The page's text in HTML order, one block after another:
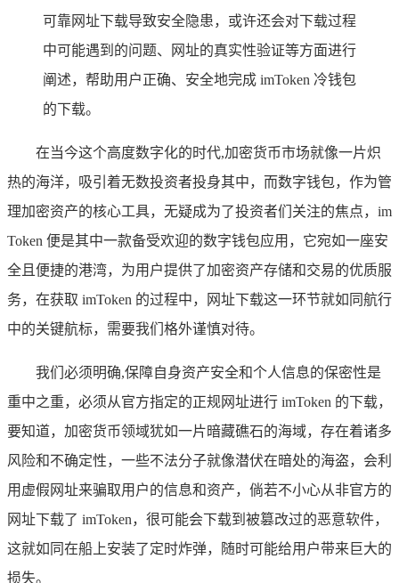
可靠网址下载导致安全隐患，或许还会对下载过程
中可能遇到的问题、网址的真实性验证等方面进行
阐述，帮助用户正确、安全地完成 imToken 冷钱包
的下载。
在当今这个高度数字化的时代,加密货币市场就像一片炽
热的海洋，吸引着无数投资者投身其中，而数字钱包，作为管
理加密资产的核心工具，无疑成为了投资者们关注的焦点，im
Token 便是其中一款备受欢迎的数字钱包应用，它宛如一座安
全且便捷的港湾，为用户提供了加密资产存储和交易的优质服
务，在获取 imToken 的过程中，网址下载这一环节就如同航行
中的关键航标，需要我们格外谨慎对待。
我们必须明确,保障自身资产安全和个人信息的保密性是
重中之重，必须从官方指定的正规网址进行 imToken 的下载，
要知道，加密货币领域犹如一片暗藏礁石的海域，存在着诸多
风险和不确定性，一些不法分子就像潜伏在暗处的海盗，会利
用虚假网址来骗取用户的信息和资产，倘若不小心从非官方的
网址下载了 imToken，很可能会下载到被篡改过的恶意软件，
这就如同在船上安装了定时炸弹，随时可能给用户带来巨大的
损失。